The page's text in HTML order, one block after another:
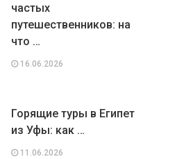
частых
путешественников: на
что …
16.06.2026
Горящие туры в Египет
из Уфы: как …
11.06.2026